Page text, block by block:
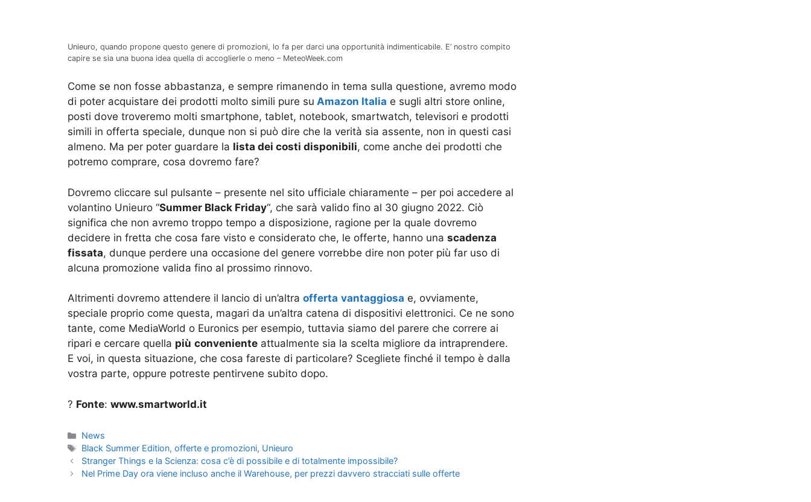
Unieuro, quando propone questo genere di promozioni, lo fa per darci una opportunità indimenticabile. E’ nostro compito
capire se sia una buona idea quella di accoglierle o meno – MeteoWeek.com
Come se non fosse abbastanza, e sempre rimanendo in tema sulla questione, avremo modo
di poter acquistare dei prodotti molto simili pure su Amazon Italia e sugli altri store online,
posti dove troveremo molti smartphone, tablet, notebook, smartwatch, televisori e prodotti
simili in offerta speciale, dunque non si può dire che la verità sia assente, non in questi casi
almeno. Ma per poter guardare la lista dei costi disponibili, come anche dei prodotti che
potremo comprare, cosa dovremo fare?
Dovremo cliccare sul pulsante – presente nel sito ufficiale chiaramente – per poi accedere al
volantino Unieuro “Summer Black Friday“, che sarà valido fino al 30 giugno 2022. Ciò
significa che non avremo troppo tempo a disposizione, ragione per la quale dovremo
decidere in fretta che cosa fare visto e considerato che, le offerte, hanno una scadenza
fissata, dunque perdere una occasione del genere vorrebbe dire non poter più far uso di
alcuna promozione valida fino al prossimo rinnovo.
Altrimenti dovremo attendere il lancio di un’altra offerta vantaggiosa e, ovviamente,
speciale proprio come questa, magari da un’altra catena di dispositivi elettronici. Ce ne sono
tante, come MediaWorld o Euronics per esempio, tuttavia siamo del parere che correre ai
ripari e cercare quella più conveniente attualmente sia la scelta migliore da intraprendere.
E voi, in questa situazione, che cosa fareste di particolare? Scegliete finché il tempo è dalla
vostra parte, oppure potreste pentirvene subito dopo.
? Fonte: www.smartworld.it
Categorie
News
Tag
Black Summer Edition,offerte e promozioni, Unieuro
Stranger Things e la Scienza: cosa c’è di possibile e di totalmente impossibile?
Nel Prime Day ora viene incluso anche il Warehouse, per prezzi davvero stracciati sulle offerte